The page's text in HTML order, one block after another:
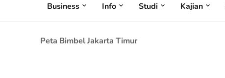
Business Info Studi Kajian
Peta Bimbel Jakarta Timur